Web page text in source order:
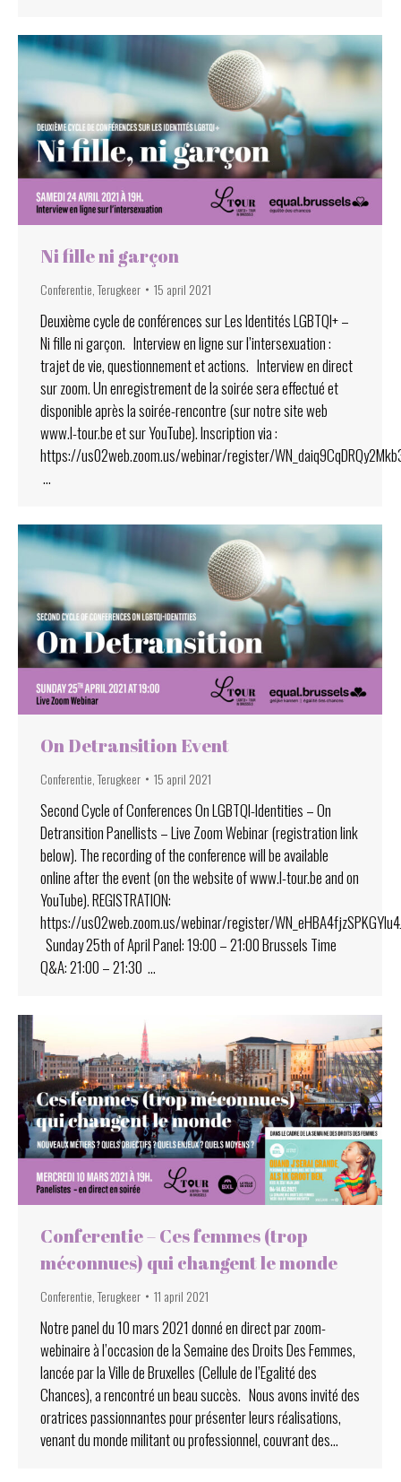
Ni fille ni garçon
Conferentie,Terugkeer 15 april 2021
Deuxième cycle de conférences sur Les Identités LGBTQI+ –
Ni fille ni garçon. Interview en ligne sur l’intersexuation :
trajet de vie, questionnement et actions. Interview en direct
sur zoom. Un enregistrement de la soirée sera effectué et
disponible après la soirée-rencontre (sur notre site web
www.l-tour.be et sur YouTube). Inscription via :
https://us02web.zoom.us/webinar/register/
…
On Detransition Event
Conferentie,Terugkeer 15 april 2021
Second Cycle of Conferences On LGBTQI-Identities – On
Detransition Panellists – Live Zoom Webinar (registration link
below). The recording of the conference will be available
online after the event (on the website of www.l-tour.be and on
YouTube). REGISTRATION:
https://us02web.zoom.us/webinar/register/
Sunday 25th of April Panel: 19:00 – 21:00 Brussels Time
Q&A: 21:00 – 21:30 …
Conferentie – Ces femmes (trop
méconnues) qui changent le monde
Conferentie,Terugkeer 11 april 2021
Notre panel du 10 mars 2021 donné en direct par zoom-
webinaire à l’occasion de la Semaine des Droits Des Femmes,
lancée par la Ville de Bruxelles (Cellule de l’Egalité des
Chances), a rencontré un beau succès. Nous avons invité des
oratrices passionnantes pour présenter leurs réalisations,
venant du monde militant ou professionnel, couvrant des…